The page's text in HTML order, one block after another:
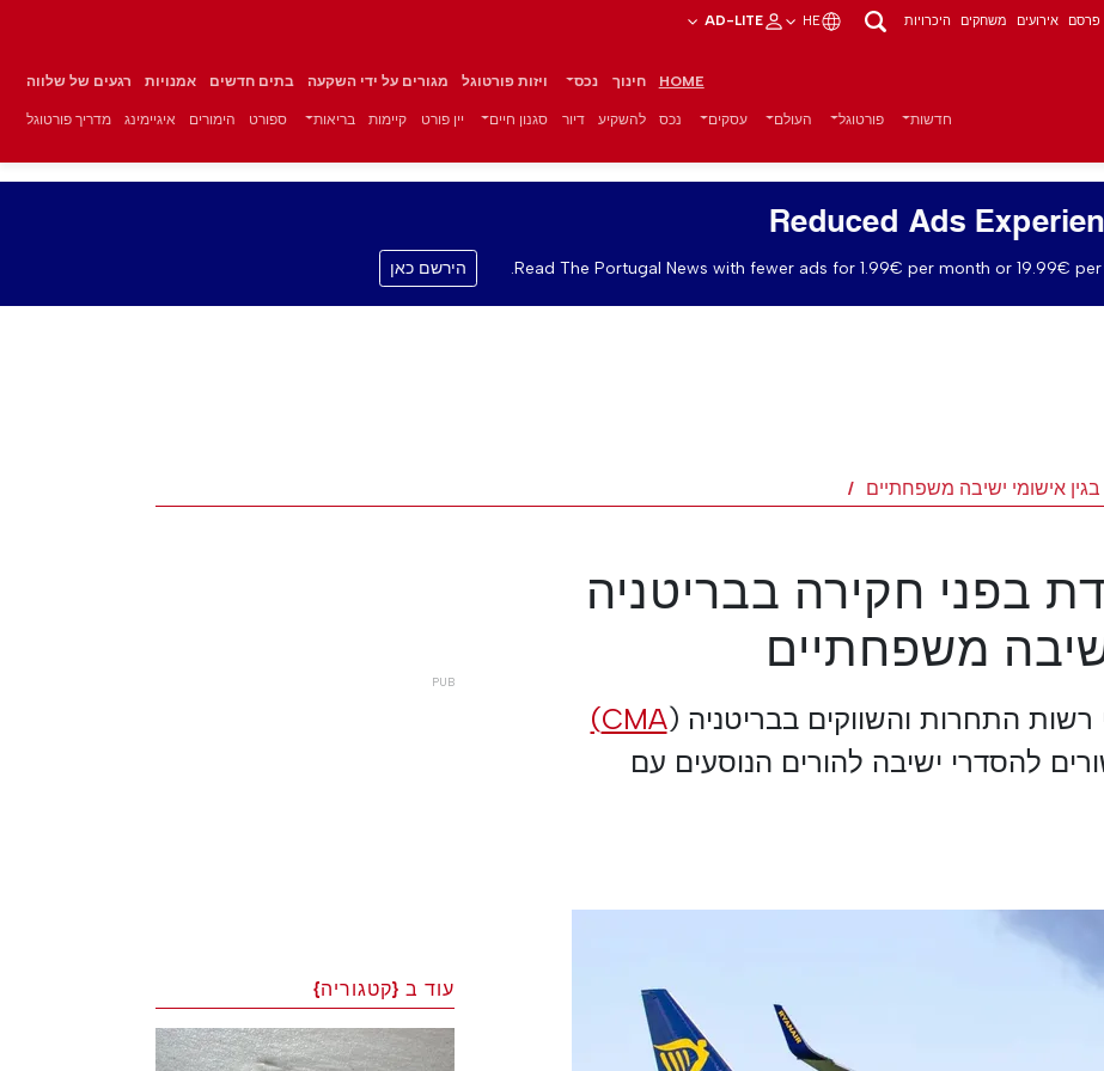
פרסם אירועים משחקים היכרויות HE
AD-LITE
HOME חינוך נכס ויזות פורטוגל מגורים על ידי השקעה בתים חדשים אמנויות רגעים של שלווה
חדשות פורטוגל העולם עסקים נכס להשקיע דיור סגנון חיים יין פורט קיימות בריאות ספורט הימורים איגיימינג מדריך פורטוגל
Reduced Ads
Read The Portugal News with fewer ads for 1.99€ per month or 19.99€ per הירשם כאן
אישומי ישיבה משפחתיים
בפני חקירה בבריטניה
משפחתיים
רשות התחרות והשווקים בבריטניה (
CMA)
להסדרי ישיבה להורים הנוסעים עם
עוד ב {קטגוריה}